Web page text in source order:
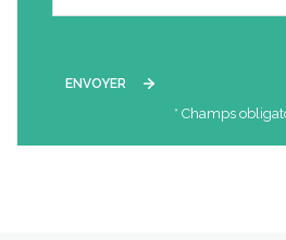
ENVOYER
* Champs